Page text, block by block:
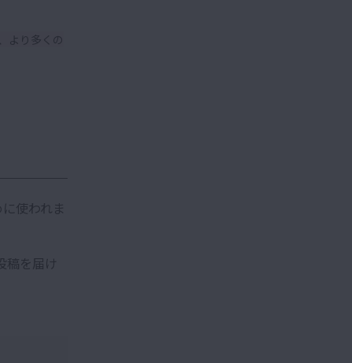
より多くの
使われま
稿を届け